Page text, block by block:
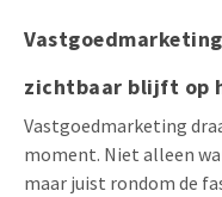
zichtbaar blijft op
Vastgoedmarketing
moment. Niet alleen
maar juist rondom de